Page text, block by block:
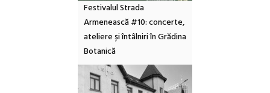
Festivalul Strada
Armenească #10: concerte,
ateliere și întâlniri în Grădina
Botanică